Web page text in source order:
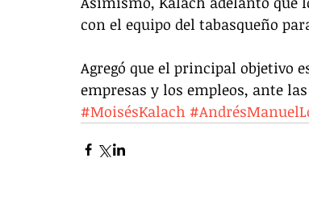
con el equipo del tabasqueño
Agregó que el principal objetivo
empresas y los empleos, ante
#MoisésKalach